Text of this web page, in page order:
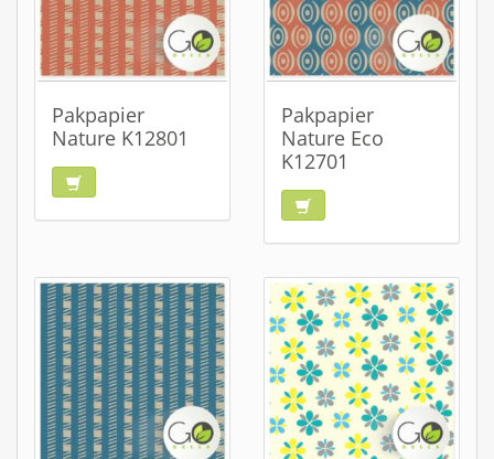
Pakpapier
Nature K12801
Pakpapier
Nature Eco
K12701